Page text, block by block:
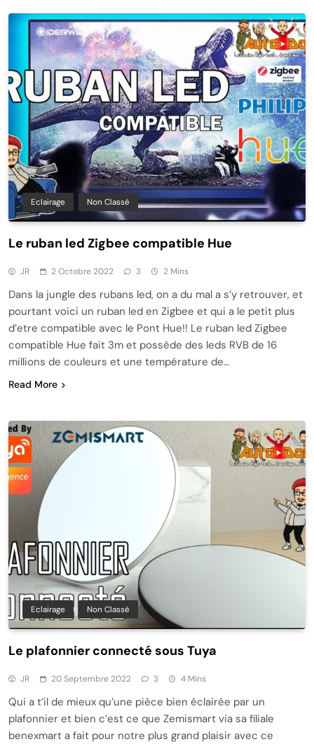
Eclairage Non Classé
Le ruban led Zigbee compatible Hue
JR 2 Octobre 2022 3 2 Mins
Dans la jungle des rubans led, on a du mal a s’y retrouver, et
pourtant voici un ruban led en Zigbee et qui a le petit plus
d’etre compatible avec le Pont Hue!! Le ruban led Zigbee
compatible Hue fait 3m et possède des leds RVB de 16
millions de couleurs et une température de…
Read More
Eclairage Non Classé
Le plafonnier connecté sous Tuya
JR 20 Septembre 2022 3 4 Mins
Qui a t’il de mieux qu’une pièce bien éclairée par un
plafonnier et bien c’est ce que Zemismart via sa filiale
benexmart a fait pour notre plus grand plaisir avec ce